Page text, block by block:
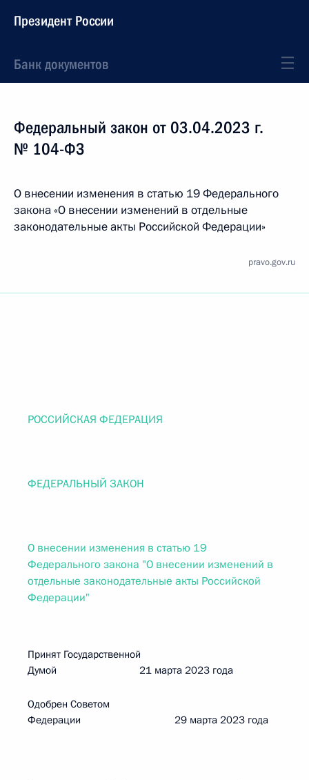
Президент России
Банк документов
Федеральный закон от 03.04.2023 г.
№ 104-ФЗ
О внесении изменения в статью 19 Федерального
закона «О внесении изменений в отдельные
законодательные акты Российской Федерации»
pravo.gov.ru
РОССИЙСКАЯ ФЕДЕРАЦИЯ
ФЕДЕРАЛЬНЫЙ ЗАКОН
О внесении изменения в статью 19
Федерального закона "О внесении изменений в
отдельные законодательные акты Российской
Федерации"
Принят Государственной
Думой 21 марта 2023 года
Одобрен Советом
Федерации 29 марта 2023 года